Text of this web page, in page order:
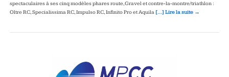
spectaculaires à ses cinq modèles phares route, Gravel et contre‑la‑montre/triathlon :
Oltre RC, Specialissima RC, Impulso RC, Infinito Pro et Aquila […] Lire la suite →